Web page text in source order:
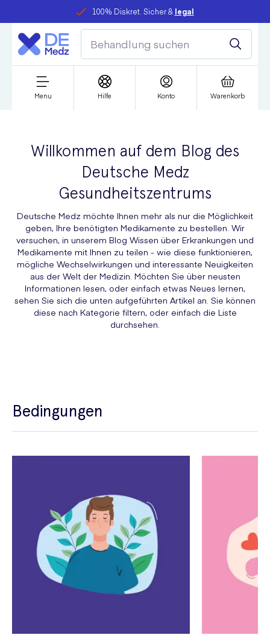
100% Diskret. Sicher & legal
Menu Hilfe Konto Warenkorb
Willkommen auf dem Blog des
Deutsche Medz
Gesundheitszentrums
Deutsche Medz möchte Ihnen mehr als nur die Möglichkeit
geben, Ihre benötigten Medikamente zu bestellen. Wir
versuchen, in unserem Blog Wissen über Erkrankungen und
Medikamente mit Ihnen zu teilen - wie diese funktionieren,
mögliche Wechselwirkungen und interessante Neuigkeiten
aus der Welt der Medizin. Möchten Sie über neusten
Informationen lesen, oder einfach etwas Neues lernen,
sehen Sie sich die unten aufgeführten Artikel an. Sie können
diese nach Kategorie filtern, oder einfach die Liste
durchsehen.
Bedingungen